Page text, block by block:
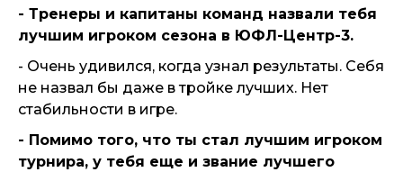
- Тренеры и капитаны команд назвали тебя
лучшим игроком сезона в ЮФЛ-Центр-3.
- Очень удивился, когда узнал результаты. Себя
не назвал бы даже в тройке лучших. Нет
стабильности в игре.
- Помимо того, что ты стал лучшим игроком
турнира, у тебя еще и звание лучшего